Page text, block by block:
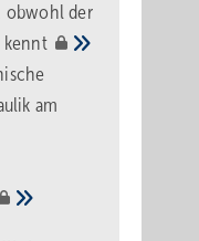
obwohl der
kennt
am